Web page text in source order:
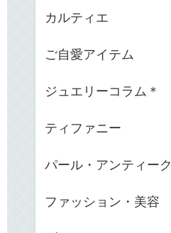
カルティエ
ご自愛アイテム
ジュエリーコラム＊
ティファニー
パール・アンティーク
ファッション・美容